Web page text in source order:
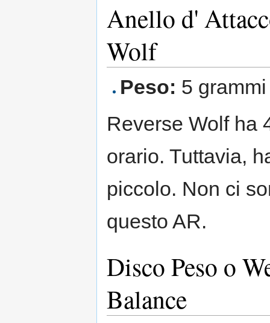
Anello d'
Wolf
Peso: 5 grammi
Reverse Wolf ha
orario. Tuttavia,
piccolo. Non ci
questo AR.
Disco Peso o
Balance